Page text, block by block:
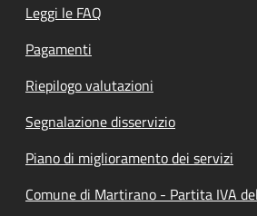
Leggi le FAQ
Pagamenti
Riepilogo valutazioni
Segnalazione disservizio
Piano di miglioramento dei servizi
Comune di Martirano - Partita IVA